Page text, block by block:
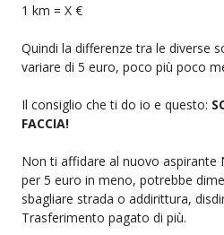
1 km = X €
Quindi la differenze tra le diverse
variare di 5 euro, poco più poco
Il consiglio che ti do io e questo:
FACCIA!
Non ti affidare al nuovo aspirante
per 5 euro in meno, potrebbe
sbagliare strada o addirittura,
Trasferimento pagato di più.